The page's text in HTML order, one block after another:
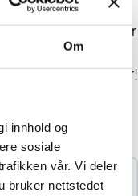
Om
innhold og
sosiale
vår. Vi deler
bruker nettstedet
med
intervjuer
og
til podkastene her!
er lett å vende